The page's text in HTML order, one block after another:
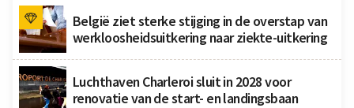
België ziet sterke stijging in de overstap van
werkloosheidsuitkering naar ziekte-uitkering
Luchthaven Charleroi sluit in 2028 voor
renovatie van de start- en landingsbaan